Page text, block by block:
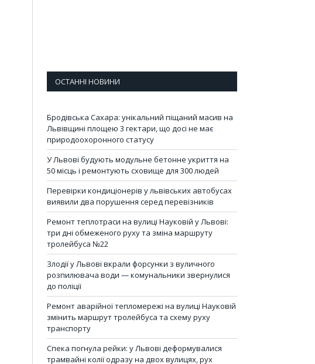
ОСТАННІ НОВИНИ
Бродівська Сахара: унікальний піщаний масив на
Львівщині площею 3 гектари, що досі не має
природоохоронного статусу
У Львові будують модульне бетонне укриття на
50 місць і ремонтують сховище для 300 людей
Перевірки кондиціонерів у львівських автобусах
виявили два порушення серед перевізників
Ремонт теплотраси на вулиці Науковій у Львові:
три дні обмеженого руху та зміна маршруту
тролейбуса №22
Злодії у Львові вкрали форсунки з вуличного
розпилювача води — комунальники звернулися
до поліції
Ремонт аварійної тепломережі на вулиці Науковій
змінить маршрут тролейбуса та схему руху
транспорту
Спека погнула рейки: у Львові деформувалися
трамвайні колії одразу на двох вулицях, рух